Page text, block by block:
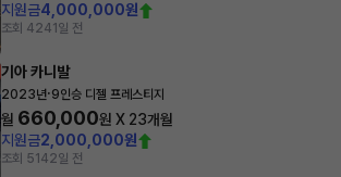
지원금4,000,000원
조회 4241일 전
기아 카니발
2023년·9인승 디젤 프레스티지
월 660,000원 X 23개월
지원금2,000,000원
조회 5142일 전